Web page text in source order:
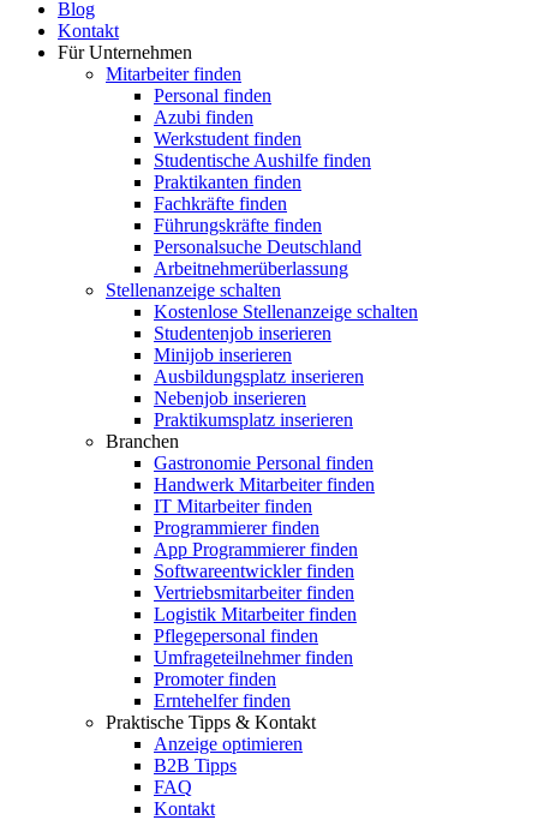
Blog
Kontakt
Für Unternehmen
Mitarbeiter finden
Personal finden
Azubi finden
Werkstudent finden
Studentische Aushilfe finden
Praktikanten finden
Fachkräfte finden
Führungskräfte finden
Personalsuche Deutschland
Arbeitnehmerüberlassung
Stellenanzeige schalten
Kostenlose Stellenanzeige schalten
Studentenjob inserieren
Minijob inserieren
Ausbildungsplatz inserieren
Nebenjob inserieren
Praktikumsplatz inserieren
Branchen
Gastronomie Personal finden
Handwerk Mitarbeiter finden
IT Mitarbeiter finden
Programmierer finden
App Programmierer finden
Softwareentwickler finden
Vertriebsmitarbeiter finden
Logistik Mitarbeiter finden
Pflegepersonal finden
Umfrageteilnehmer finden
Promoter finden
Erntehelfer finden
Praktische Tipps & Kontakt
Anzeige optimieren
B2B Tipps
FAQ
Kontakt